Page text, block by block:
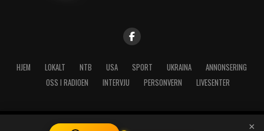
HJEM LOKALT NTB USA SPORT UKRAINA
ANNONSERING
OSS I RADIOEN
INTERVJU PERSONVERN LIVESENTER
Copyright © 2026 A-Media AS | Radio Haugaland - Haraldsgata 114, ×